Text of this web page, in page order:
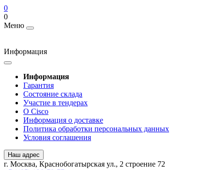
0
0
Меню
Информация
Информация
Гарантия
Состояние склада
Участие в тендерах
О Cisco
Информация о доставке
Политика обработки персональных данных
Условия соглашения
Наш адрес
г. Москва, Краснобогатырская ул., 2 строение 72